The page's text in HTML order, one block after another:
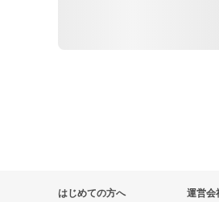
はじめての方へ 運営会